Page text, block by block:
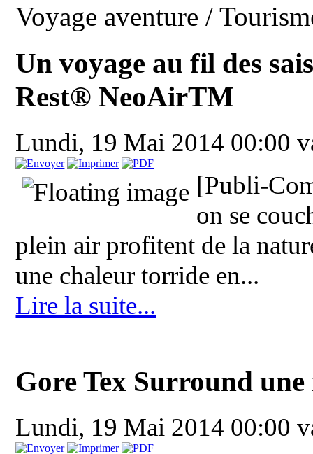
Voyage aventure /
Un voyage au fil des
Rest® NeoAirTM
Lundi, 19 Mai 2014 00:00
[Publi-
on se
plein air profitent de la
une chaleur torride en...
Lire la suite...
Gore Tex Surround une
Lundi, 19 Mai 2014 00:00